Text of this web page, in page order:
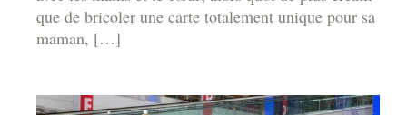
que de bricoler une carte totalement unique pour sa
maman, […]